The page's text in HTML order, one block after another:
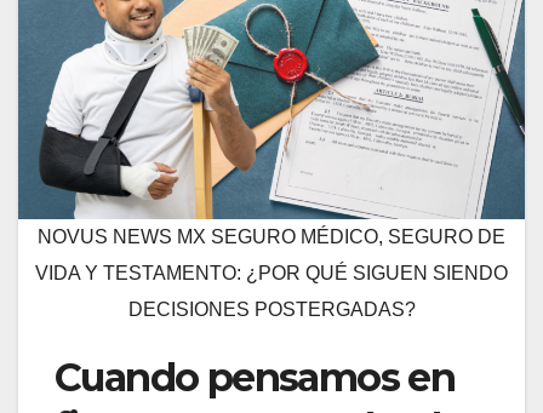
NOVUS NEWS MX SEGURO MÉDICO, SEGURO DE
VIDA Y TESTAMENTO: ¿POR QUÉ SIGUEN SIENDO
DECISIONES POSTERGADAS?
Cuando pensamos en